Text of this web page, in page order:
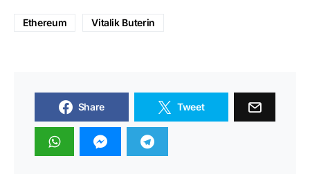
Ethereum Vitalik Buterin
Share Tweet